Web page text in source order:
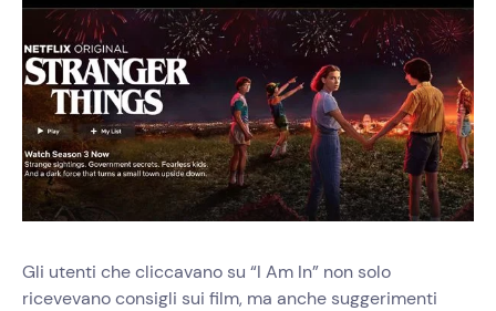
Gli utenti che cliccavano su “I Am In” non solo
ricevevano consigli sui film, ma anche suggerimenti